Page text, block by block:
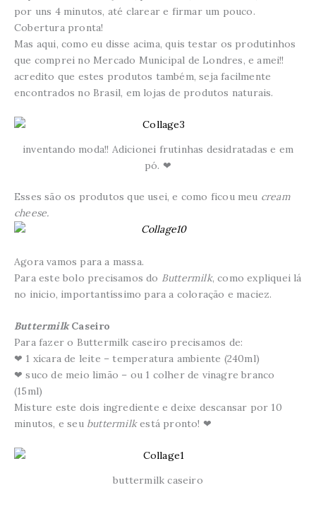
por uns 4 minutos, até clarear e firmar um pouco.
Cobertura pronta!
Mas aqui, como eu disse acima, quis testar os produtinhos
que comprei no Mercado Municipal de Londres, e amei!!
acredito que estes produtos também, seja facilmente
encontrados no Brasil, em lojas de produtos naturais.
inventando moda!! Adicionei frutinhas desidratadas e em
pó. ❤
Esses são os produtos que usei, e como ficou meu cream
cheese.
Agora vamos para a massa.
Para este bolo precisamos do Buttermilk, como expliquei lá
no inicio, importantíssimo para a coloração e maciez.
ButtermilkCaseiro
Para fazer o Buttermilk caseiro precisamos de:
❤ 1 xícara de leite – temperatura ambiente (240ml)
❤ suco de meio limão – ou 1 colher de vinagre branco
(15ml)
Misture este dois ingrediente e deixe descansar por 10
minutos, e seu buttermilkestá pronto! ❤
buttermilk caseiro